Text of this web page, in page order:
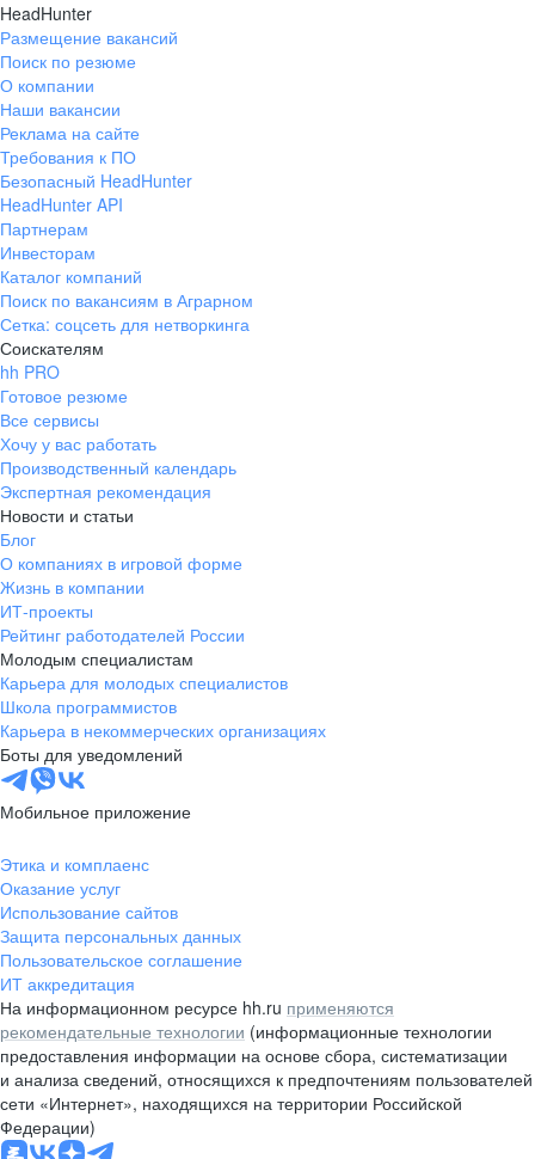
HeadHunter
Размещение вакансий
Поиск по резюме
О компании
Наши вакансии
Реклама на сайте
Требования к ПО
Безопасный HeadHunter
HeadHunter API
Партнерам
Инвесторам
Каталог компаний
Поиск по вакансиям в Аграрном
Сетка: соцсеть для нетворкинга
Соискателям
hh PRO
Готовое резюме
Все сервисы
Хочу у вас работать
Производственный календарь
Экспертная рекомендация
Новости и статьи
Блог
О компаниях в игровой форме
Жизнь в компании
ИТ-проекты
Рейтинг работодателей России
Молодым специалистам
Карьера для молодых специалистов
Школа программистов
Карьера в некоммерческих организациях
Боты для уведомлений
Мобильное приложение
Этика и комплаенс
Оказание услуг
Использование сайтов
Защита персональных данных
Пользовательское соглашение
ИТ аккредитация
На информационном ресурсе hh.ru применяются
рекомендательные технологии (информационные технологии
предоставления информации на основе сбора, систематизации
и анализа сведений, относящихся к предпочтениям пользователей
сети «Интернет», находящихся на территории Российской
Федерации)